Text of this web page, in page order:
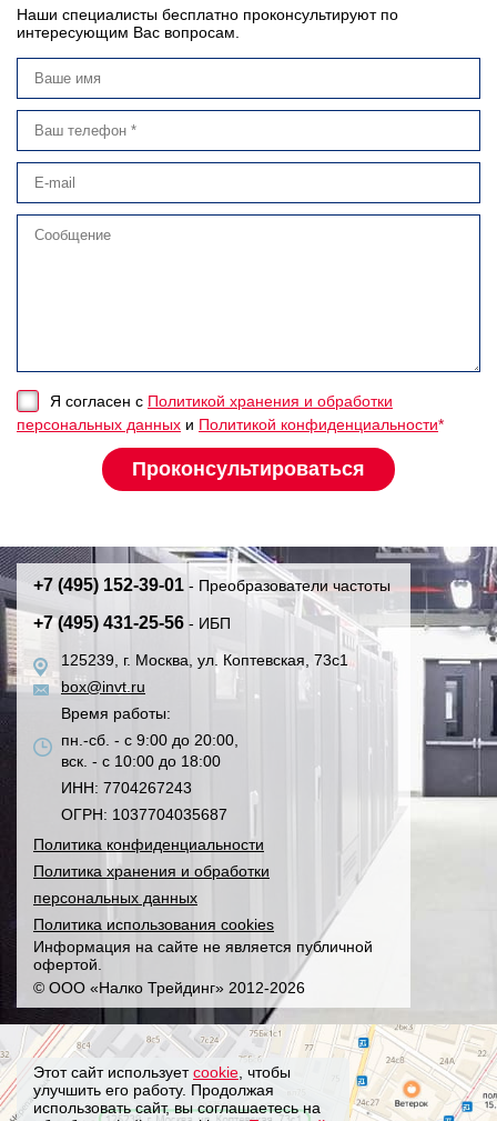
Наши специалисты бесплатно проконсультируют по
интересующим Вас вопросам.
Я согласен с Политикой хранения и обработки
персональных данных и Политикой конфиденциальности*
+7 (495) 152-39-01 - Преобразователи частоты
+7 (495) 431-25-56 - ИБП
125239, г. Москва, ул. Коптевская, 73с1
box@invt.ru
Время работы:
пн.-сб. - с 9:00 до 20:00,
вск. - с 10:00 до 18:00
ИНН: 7704267243
ОГРН: 1037704035687
Политика конфиденциальности
Политика хранения и обработки
персональных данных
Политика использования cookies
Информация на сайте не является публичной
офертой.
© ООО «Налко Трейдинг» 2012-2026
Этот сайт используетcookie , чтобы
улучшить его работу. Продолжая
использовать сайт, вы соглашаетесь на